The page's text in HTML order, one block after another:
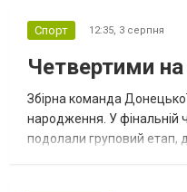
Спорт 12:35, 3 серпня
Четвертими на
Збірна команда
народження. У фінальній
подолали груповий етап,